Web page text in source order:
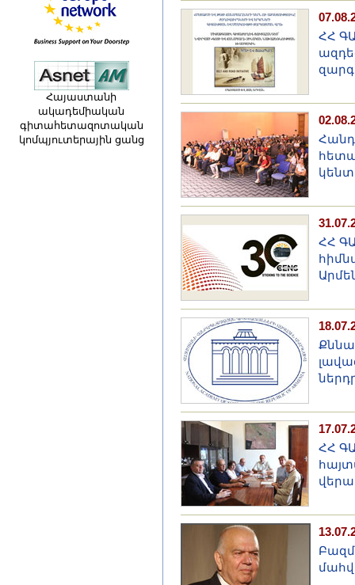
Հայաստանի
ակադեմիական
գիտահետազոտական
կոմպյուտերային ցանց
ՀՀ
ՀՀ
ՀՀ